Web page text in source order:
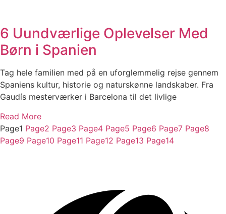
6 Uundværlige Oplevelser Med
Børn i Spanien
Tag hele familien med på en uforglemmelig rejse gennem
Spaniens kultur, historie og naturskønne landskaber. Fra
Gaudís mesterværker i Barcelona til det livlige
Read More
Page1 Page2 Page3 Page4 Page5 Page6 Page7 Page8
Page9 Page10 Page11 Page12 Page13 Page14